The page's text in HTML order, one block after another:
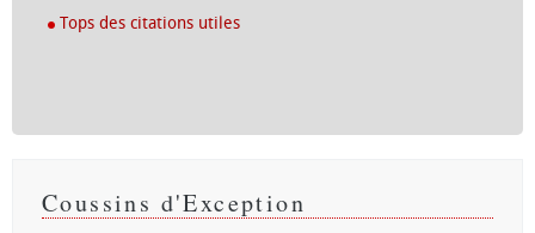
Tops des citations utiles
Coussins d'Exception